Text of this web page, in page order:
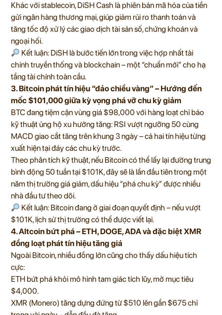
Khác với stablecoin, DiSH Cash là phiên bản mã hóa của tiền
gửi ngân hàng thương mại, giúp giảm rủi ro thanh toán và
tăng tốc độ xử lý các giao dịch tài sản số, chứng khoán và
ngoại hối.
Kết luận: DiSH là bước tiến lớn trong việc hợp nhất tài
chính truyền thống và blockchain – một “chuẩn mới” cho hạ
tầng tài chính toàn cầu.
3. Bitcoin phát tín hiệu “đảo chiều vàng” – Hướng đến
mốc $101,000 giữa kỳ vọng phá vỡ chu kỳ giảm
BTC đang tiệm cận vùng giá $98,000 với hàng loạt chỉ báo
kỹ thuật ủng hộ xu hướng tăng: RSI vượt ngưỡng 50 cùng
MACD giao cắt tăng trên khung 3 ngày – cả hai tín hiệu từng
xuất hiện tại đáy các chu kỳ trước.
Theo phân tích kỹ thuật, nếu Bitcoin có thể lấy lại đường trung
bình động 50 tuần tại $101K, đây sẽ là lần đầu tiên trong một
năm thị trường giá giảm, dấu hiệu “phá chu kỳ” được nhiều
nhà đầu tư theo dõi.
Kết luận: Bitcoin đang ở giai đoạn quyết định – nếu vượt
$101K, lịch sử thị trường có thể được viết lại.
4. Altcoin bứt phá – ETH, DOGE, ADA và đặc biệt XMR
đồng loạt phát tín hiệu tăng giá
Ngoài Bitcoin, nhiều đồng lớn cũng cho thấy dấu hiệu tích
cực:
ETH bứt phá khỏi mô hình tam giác tích lũy, mở mục tiêu
$4,000.
XMR (Monero) tăng dựng đứng từ $510 lên gần $675 chỉ